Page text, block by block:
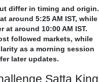
differ in timing and origin.
around 5:25 AM IST, while
at around 10:00 AM IST.
followed markets, while
as a morning session
later updates.
Satta King